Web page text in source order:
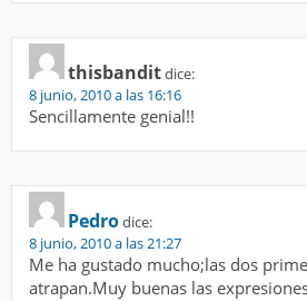
thisbanditdice:
8 junio, 2010 a las 16:16
Sencillamente genial!!
Pedrodice:
8 junio, 2010 a las 21:27
Me ha gustado mucho;las dos
atrapan.Muy buenas las